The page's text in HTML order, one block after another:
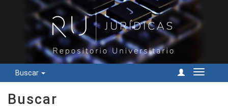
Buscar
Cambiar
Buscar